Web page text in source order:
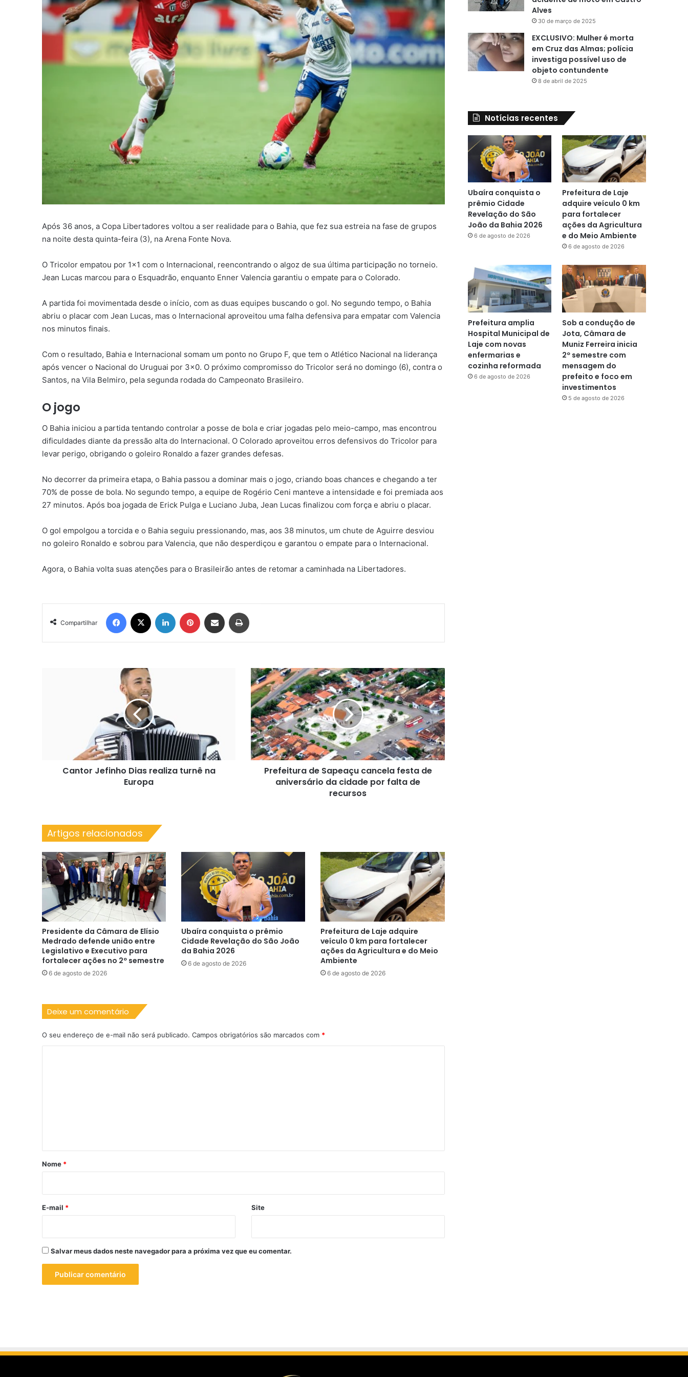
Após 36 anos, a Copa Libertadores voltou a ser realidade para o Bahia, que fez sua estreia na fase de grupos
na noite desta quinta-feira (3), na Arena Fonte Nova.
O Tricolor empatou por 1×1 com o Internacional, reencontrando o algoz de sua última participação no torneio.
Jean Lucas marcou para o Esquadrão, enquanto Enner Valencia garantiu o empate para o Colorado.
A partida foi movimentada desde o início, com as duas equipes buscando o gol. No segundo tempo, o Bahia
abriu o placar com Jean Lucas, mas o Internacional aproveitou uma falha defensiva para empatar com Valencia
nos minutos finais.
Com o resultado, Bahia e Internacional somam um ponto no Grupo F, que tem o Atlético Nacional na liderança
após vencer o Nacional do Uruguai por 3×0. O próximo compromisso do Tricolor será no domingo (6), contra o
Santos, na Vila Belmiro, pela segunda rodada do Campeonato Brasileiro.
O jogo
O Bahia iniciou a partida tentando controlar a posse de bola e criar jogadas pelo meio-campo, mas encontrou
dificuldades diante da pressão alta do Internacional. O Colorado aproveitou erros defensivos do Tricolor para
levar perigo, obrigando o goleiro Ronaldo a fazer grandes defesas.
No decorrer da primeira etapa, o Bahia passou a dominar mais o jogo, criando boas chances e chegando a ter
70% de posse de bola. No segundo tempo, a equipe de Rogério Ceni manteve a intensidade e foi premiada aos
27 minutos. Após boa jogada de Erick Pulga e Luciano Juba, Jean Lucas finalizou com força e abriu o placar.
O gol empolgou a torcida e o Bahia seguiu pressionando, mas, aos 38 minutos, um chute de Aguirre desviou
no goleiro Ronaldo e sobrou para Valencia, que não desperdiçou e garantou o empate para o Internacional.
Agora, o Bahia volta suas atenções para o Brasileirão antes de retomar a caminhada na Libertadores.
Compartilhar
Facebook Linkedin Pinterest Compartilhar via e-mail
Cantor Jefinho Dias realiza turnê na
Europa
Prefeitura
de
Sapeaçu
cancela
festa
de
aniversário
da
cidade
Prefeitura de Sapeaçu cancela festa de
aniversário da cidade por falta de
recursos
Artigos relacionados
Presidente da Câmara de Elísio
Medrado defende união entre
Legislativo e Executivo para
fortalecer ações no 2º semestre
6 de agosto de 2026
Ubaíra conquista o prêmio
Cidade Revelação do São João
da Bahia 2026
6 de agosto de 2026
Prefeitura de Laje adquire
veículo 0 km para fortalecer
ações da Agricultura e do Meio
Ambiente
6 de agosto de 2026
Deixe um comentário
O seu endereço de e-mail não será publicado. Campos obrigatórios são marcados com *
r
*
Nome *
E-mail * Site
Salvar meus dados neste navegador para a próxima vez que eu comentar.
Alves
30 de março de 2025
EXCLUSIVO: Mulher é morta
em Cruz das Almas; polícia
investiga possível uso de
objeto contundente
8 de abril de 2025
Notícias recentes
Ubaíra conquista o
prêmio Cidade
Revelação do São
João da Bahia 2026
6 de agosto de 2026
Prefeitura de Laje
adquire veículo 0 km
para fortalecer
ações da Agricultura
e do Meio Ambiente
6 de agosto de 2026
Prefeitura amplia
Hospital Municipal de
Laje com novas
enfermarias e
cozinha reformada
6 de agosto de 2026
Sob a condução de
Jota, Câmara de
Muniz Ferreira inicia
2º semestre com
mensagem do
prefeito e foco em
investimentos
5 de agosto de 2026